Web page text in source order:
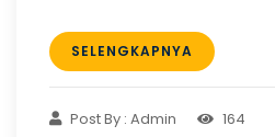
SELENGKAPNYA
Post By : Admin 164